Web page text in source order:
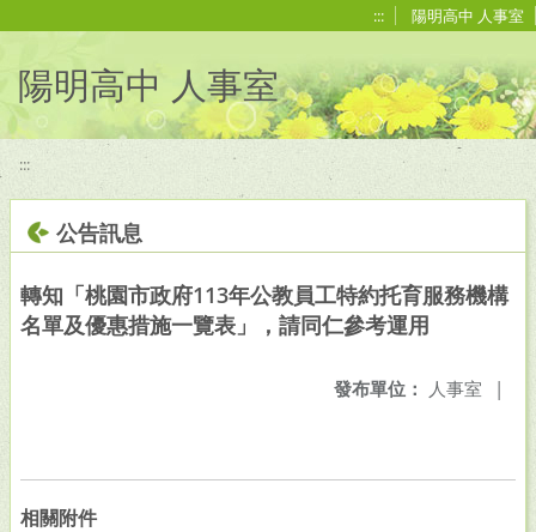
::: 陽明高中 人事室
陽明高中 人事室
:::
公告訊息
轉知「桃園市政府113年公教員工特約托育服務機構
名單及優惠措施一覽表」，請同仁參考運用
發布單位： 人事室 |
相關附件